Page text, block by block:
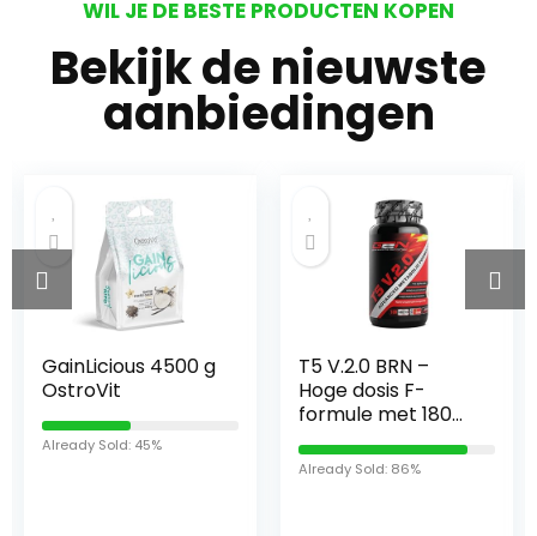
WIL JE DE BESTE PRODUCTEN KOPEN
Bekijk de nieuwste
aanbiedingen
T5 V.2.0 BRN –
Hoge dosis F-
formule met 180
tabletten –
Natuurlijke
Vita World
Caffeine 200mg
180 Tablets
German
Pharmacy
Production Made
Already Sold: 72%